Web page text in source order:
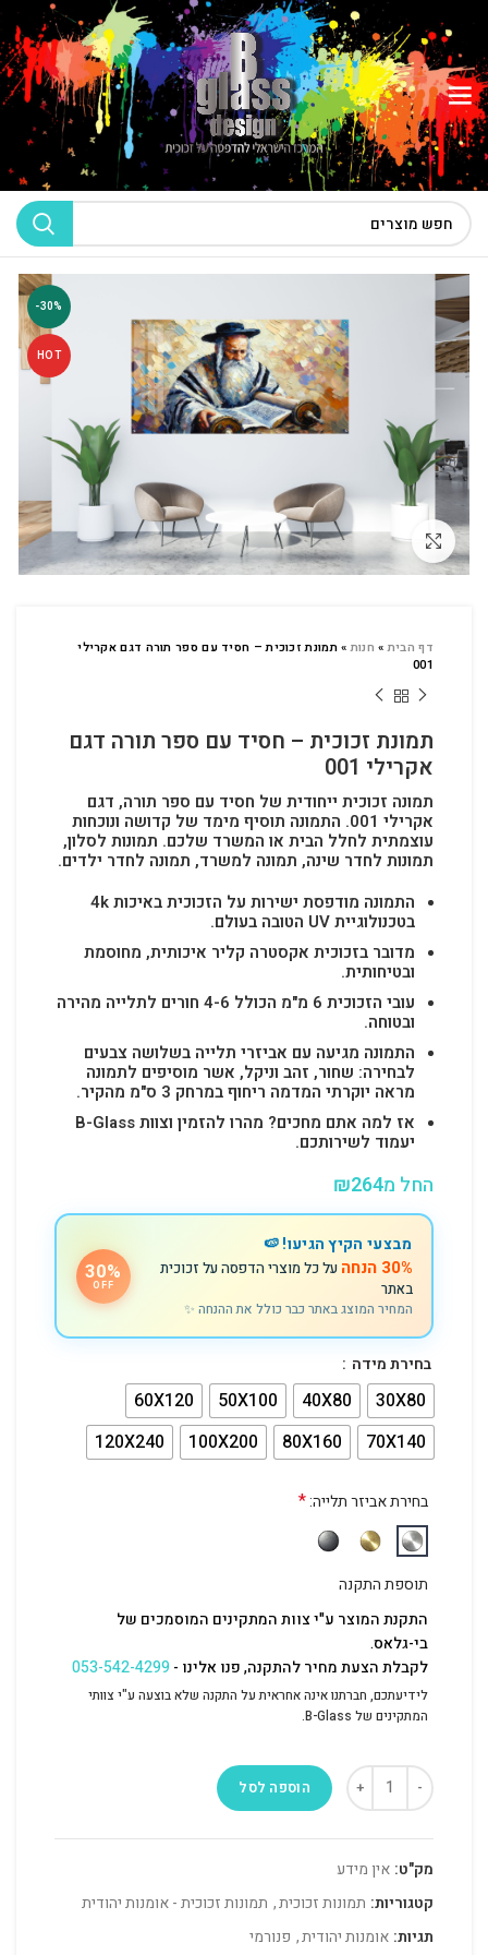
-30%
HOT
לחץ להגדלה
דף הבית» חנות»תמונת זכוכית – חסיד עם ספר תורה דגם אקרילי
001
תמונת זכוכית – חסיד עם ספר תורה דגם
אקרילי 001
תמונה זכוכית ייחודית של חסיד עם ספר תורה, דגם
אקרילי 001. התמונה תוסיף מימד של קדושה ונוכחות
עוצמתית לחלל הבית או המשרד שלכם. תמונות לסלון,
תמונות לחדר שינה, תמונה למשרד, תמונה לחדר ילדים.
התמונה מודפסת ישירות על הזכוכית באיכות 4k
בטכנולוגיית UV הטובה בעולם.
מדובר בזכוכית אקסטרה קליר איכותית, מחוסמת
ובטיחותית.
עובי הזכוכית 6 מ"מ הכולל 4-6 חורים לתלייה מהירה
ובטוחה.
התמונה מגיעה עם אביזרי תלייה בשלושה צבעים
לבחירה: שחור, זהב וניקל, אשר מוסיפים לתמונה
מראה יוקרתי המדמה ריחוף במרחק 3 ס"מ מהקיר.
אז למה אתם מחכים? מהרו להזמין וצוות B-Glass
יעמוד לשירותכם.
החל מ ₪264
מבצעי הקיץ הגיעו! 🍉
30% הנחה
על כל מוצרי הדפסה על זכוכית
באתר
המחיר המוצג באתר כבר כולל את ההנחה ✨
30%
OFF
בחירת מידה
30X80
40X80
50X100
60X120
70X140
80X160
100X200
120X240
בחירת אביזר תלייה:*
תוספת התקנה
התקנת המוצר ע"י צוות המתקינים המוסמכים של
בי-גלאס.
לקבלת הצעת מחיר להתקנה, פנו אלינו -053-542-4299
לידיעתכם, חברתנו אינה אחראית על התקנה שלא בוצעה ע"י צוותי
המתקינים של B-Glass.
הוספה לסל
מק"ט: אין מידע
קטגוריות: תמונות זכוכית, תמונות זכוכית - אומנות יהודית
תגיות: אומנות יהודית, פנורמי